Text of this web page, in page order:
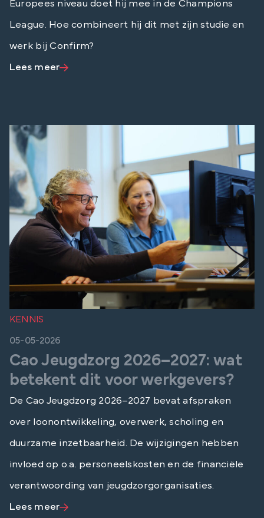
Europees niveau doet hij mee in de Champions
League. Hoe combineert hij dit met zijn studie en
werk bij Confirm?
Lees meer
KENNIS
05-05-2026
Cao Jeugdzorg 2026–2027: wat
betekent dit voor werkgevers?
De Cao Jeugdzorg 2026–2027 bevat afspraken
over loonontwikkeling, overwerk, scholing en
duurzame inzetbaarheid. De wijzigingen hebben
invloed op o.a. personeelskosten en de financiële
verantwoording van jeugdzorgorganisaties.
Lees meer